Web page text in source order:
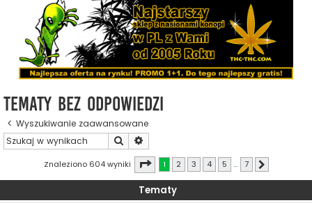
Tematy bez odpowiedzi
Wyszukiwanie zaawansowane
Szukaj
Znaleziono 604 wyniki Strona1 7
1 2 3 4 5 … 7
Tematy